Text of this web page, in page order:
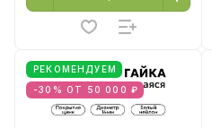
РЕКОМЕНДУЕМ
-30% ОТ 50 000 ₽